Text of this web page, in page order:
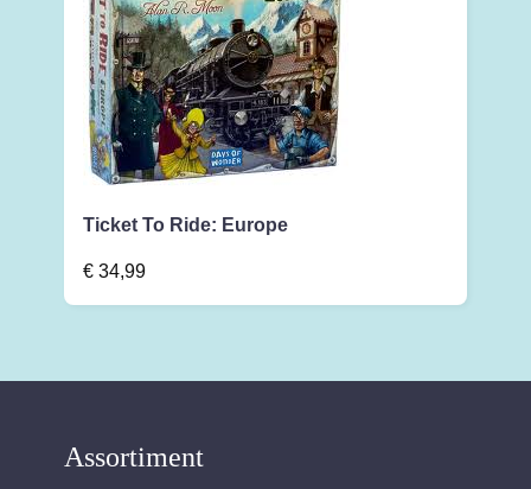
Ticket To Ride: Europe
€ 34,99
Assortiment